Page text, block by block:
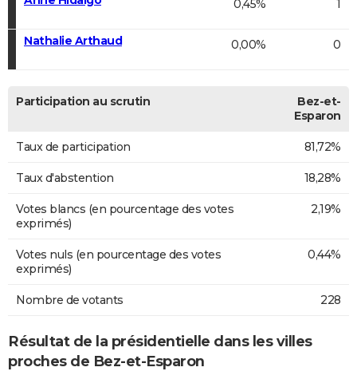
0,45% 1
Nathalie Arthaud 0,00% 0
Participation au scrutin
Bez-et-
Esparon
Taux de participation 81,72%
Taux d'abstention 18,28%
Votes blancs (en pourcentage des votes
exprimés)
2,19%
Votes nuls (en pourcentage des votes
exprimés)
0,44%
Nombre de votants 228
Résultat de la présidentielle dans les villes
proches de Bez-et-Esparon